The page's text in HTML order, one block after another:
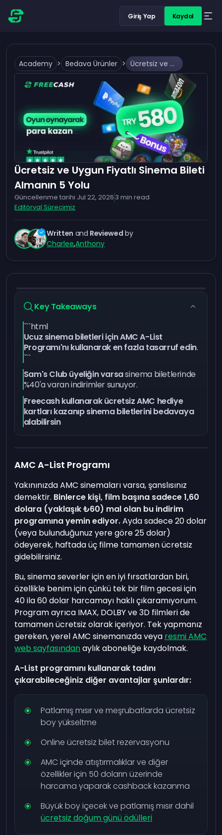
Giriş Yap Kaydol
Academy > Bedava Ürünler > Ücretsiz ve Uygun Fiyatlı Sinema Bileti Almanın 5 Yolu
Ücretsiz ve Uygun Fiyatlı Sinema Bileti
Almanın 5 Yolu
Güncellenme tarihi Jul 22, 2026 3 min read
Editöryal Sürecimiz
Written and Reviewed by
Charlee,Anthony
Key Takeaways
```html
Ucuz sinema biletleri için AMC A-List
Programı'nı kullanarak en fazla tasarruf edin.
```
Sam's Club üyeliğin varsasinema biletlerinde
%40'a varan indirimler sunuyor.
Freecash kullanarak ücretsiz AMC hediye
kartları kazanıp sinema biletlerini bedavaya
alabilirsin
AMC A-List Programı
Yakınınızda AMC sinemaları varsa, şanslısınız
demektir. Binlerce kişi, film başına sadece 1,60
dolara (yaklaşık ₺60) mal olan bu indirim
programına yemin ediyor.Ayda sadece 20 dolar
(veya bulunduğunuz yere göre 25 dolar)
ödeyerek, haftada üç filme tamamen ücretsiz
gidebilirsiniz.
Bu, sinema severler için en iyi fırsatlardan biri,
özellikle benim için çünkü tek bir film gecesi için
40 ila 60 dolar harcamayı haklı çıkaramıyorum.
Program ayrıca IMAX, DOLBY ve 3D filmleri de
tamamen ücretsiz olarak içeriyor. Tek yapmanız
gereken, yerel AMC sinemanızda veya resmi AMC
web sayfasındanaylık aboneliğe kaydolmak.
A-List programını kullanarak tadını
çıkarabileceğiniz diğer avantajlar şunlardır:
Patlamış mısır ve meşrubatlarda ücretsiz
boy yükseltme
Online ücretsiz bilet rezervasyonu
AMC içinde atıştırmalıklar ve diğer
özellikler için 50 doların üzerinde
harcama yaparak cashback kazanma
Büyük boy içecek ve patlamış mısır dahil
ücretsiz doğum günü ödülleri